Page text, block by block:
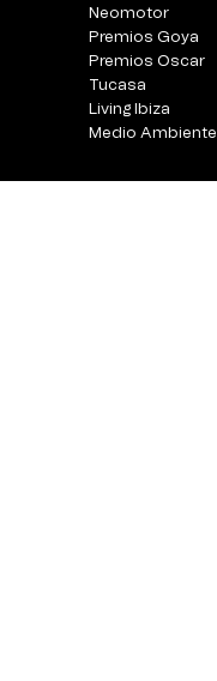
Neomotor
Premios Goya
Premios Oscar
Tucasa
Living Ibiza
Medio Ambiente